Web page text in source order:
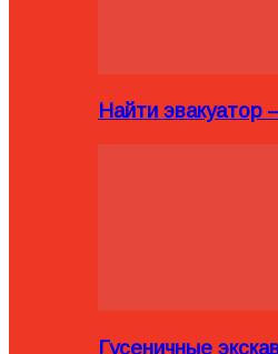
Найти
Гусеничные